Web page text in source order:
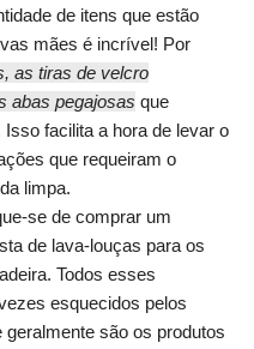
de itens que estão
mães é incrível! Por
as tiras de velcro
abas pegajosas que
facilita a hora de levar o
que requeiram o
limpa.
se de comprar um
de lava-louças para os
Todos esses
esquecidos pelos
são os produtos